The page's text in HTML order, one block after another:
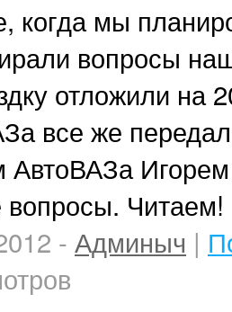
когда мы
вопросы
отложили на
все же
АвтоВАЗа
вопросы. Читаем!
- Админыч |